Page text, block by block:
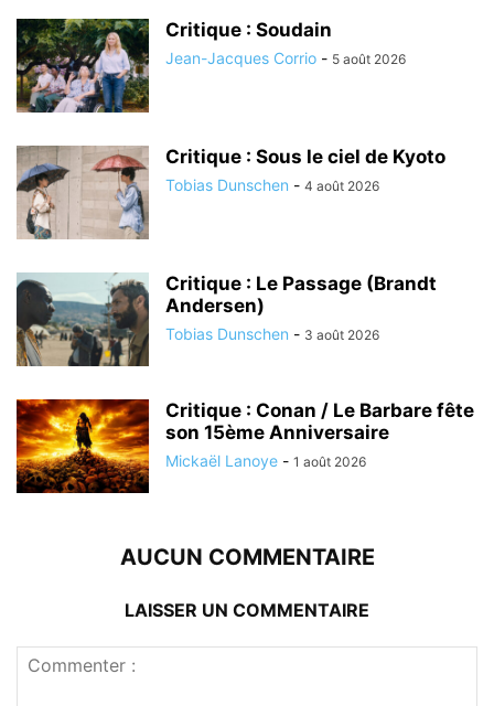
Critique : Soudain
Jean-Jacques Corrio - 5 août 2026
Critique : Sous le ciel de Kyoto
Tobias Dunschen - 4 août 2026
Critique : Le Passage (Brandt
Andersen)
Tobias Dunschen - 3 août 2026
Critique : Conan / Le Barbare fête
son 15ème Anniversaire
Mickaël Lanoye - 1 août 2026
AUCUN COMMENTAIRE
LAISSER UN COMMENTAIRE